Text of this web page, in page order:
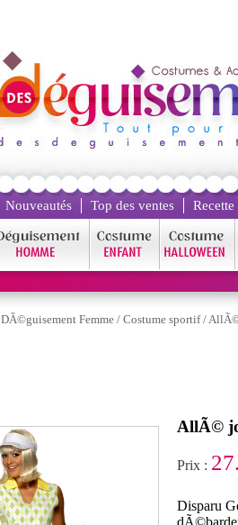
Nouveautés Top des ventes
DÃ©guisement Femme / Costume sportif/AllÃ©
AllÃ©
Prix :
Disparu